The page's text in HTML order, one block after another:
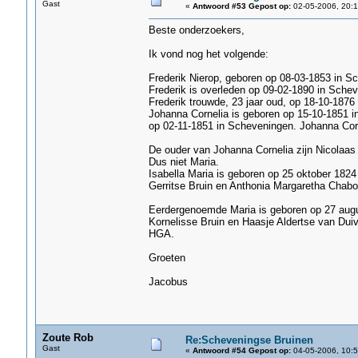
Gast « Antwoord #53 Gepost op:02-05-2006,
Beste onderzoekers,
Ik vond nog het volgende:
Frederik Nierop, geboren op 08-03-1853 in
Frederik is overleden op 09-02-1890 in
Frederik trouwde, 23 jaar oud, op 18-10-
Johanna Cornelia is geboren op 15-10-
op 02-11-1851 in Scheveningen. Johanna
De ouder van Johanna Cornelia zijn
Dus niet Maria.
Isabella Maria is geboren op 25 oktober
Gerritse Bruin en Anthonia Margaretha
Eerdergenoemde Maria is geboren op 27
Kornelisse Bruin en Haasje Aldertse van
HGA.
Groeten
Jacobus
Zoute Rob
Gast
Re:Scheveningse Bruinen
« Antwoord #54 Gepost op:04-05-2006,